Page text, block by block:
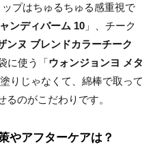
ップはちゅるちゅる感重視で
ンディバーム 10 」、チーク
ンヌ ブレンドカラーチーク
に使う「ウォンジョンヨ メタ
塗りじゃなくて、綿棒で取って
のがこだわりです。
やアフターケアは？